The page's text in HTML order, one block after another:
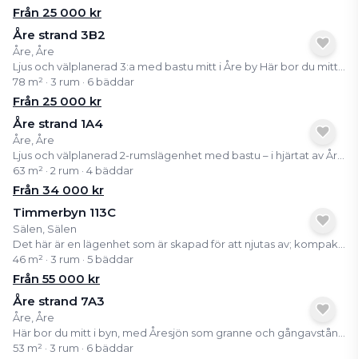
Från 25 000 kr
Åre strand 3B2
Åre, Åre
78 m² · 3 rum · 6 bäddar
Från 25 000 kr
Åre strand 1A4
Åre, Åre
63 m² · 2 rum · 4 bäddar
Från 34 000 kr
Timmerbyn 113C
Sälen, Sälen
46 m² · 3 rum · 5 bäddar
Från 55 000 kr
Åre strand 7A3
Åre, Åre
53 m² · 3 rum · 6 bäddar